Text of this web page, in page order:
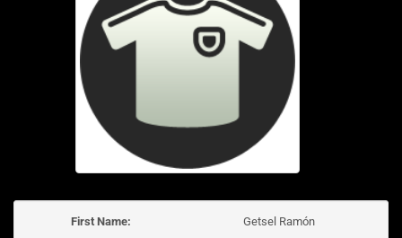
First Name:
Getsel Ramón